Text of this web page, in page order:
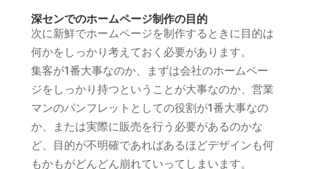
深センでのホームページ制作の目的
次に新鮮でホームページを制作するときに目的は
何かをしっかり考えておく必要があります。
集客が1番大事なのか、まずは会社のホームペー
ジをしっかり持つということが大事なのか、営業
マンのパンフレットとしての役割が1番大事なの
か、または実際に販売を行う必要があるのかな
ど、目的が不明確であればあるほどデザインも何
もかもがどんどん崩れていってしまいます。